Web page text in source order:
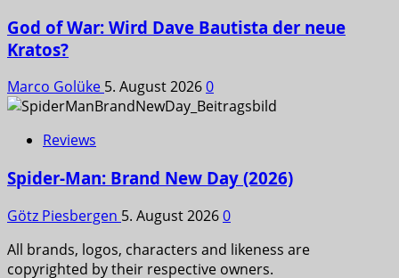
God of War: Wird Dave Bautista der neue
Kratos?
Marco Golüke 5. August 20260
Reviews
Spider-Man: Brand New Day (2026)
Götz Piesbergen 5. August 20260
All brands, logos, characters and likeness are
copyrighted by their respective owners.